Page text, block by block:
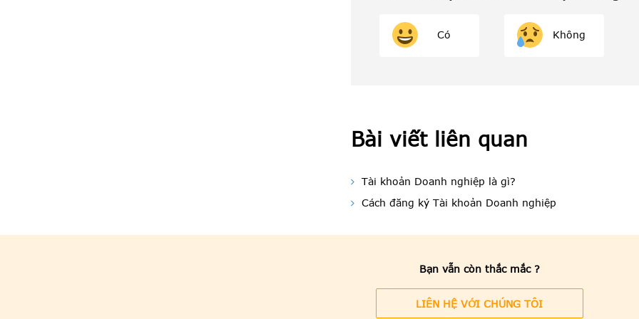
Có Không
Bài viết liên quan
Tài khoản Doanh nghiệp là gì?
Cách đăng ký Tài khoản Doanh nghiệp
Bạn vẫn còn thắc mắc ?
LIÊN HỆ VỚI CHÚNG TÔI